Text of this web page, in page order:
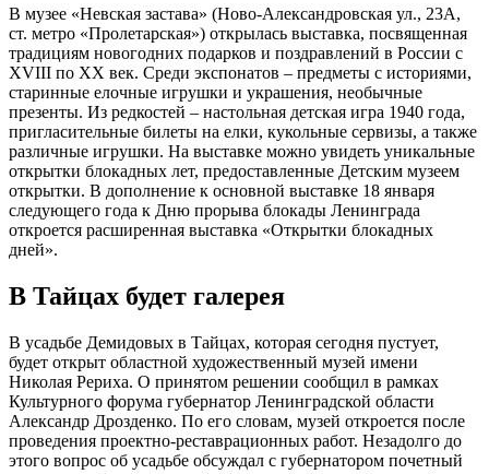
В музее «Невская застава» (Ново-Александровская ул., 23А,
ст. метро «Пролетарская») открылась выставка, посвященная
традициям новогодних подарков и поздравлений в России с
XVIII по XX век. Среди экспонатов – предметы с историями,
старинные елочные игрушки и украшения, необычные
презенты. Из редкостей – настольная детская игра 1940 года,
пригласительные билеты на елки, кукольные сервизы, а также
различные игрушки. На выставке можно увидеть уникальные
открытки блокадных лет, предоставленные Детским музеем
открытки. В дополнение к основной выставке 18 января
следующего года к Дню прорыва блокады Ленинграда
откроется расширенная выставка «Открытки блокадных
дней».
В Тайцах будет галерея
В усадьбе Демидовых в Тайцах, которая сегодня пустует,
будет открыт областной художественный музей имени
Николая Рериха. О принятом решении сообщил в рамках
Культурного форума губернатор Ленинградской области
Александр Дрозденко. По его словам, музей откроется после
проведения проектно-реставрационных работ. Незадолго до
этого вопрос об усадьбе обсуждал с губернатором почетный